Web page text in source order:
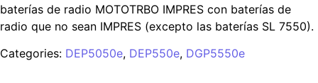
baterías de radio MOTOTRBO IMPRES con baterías de
radio que no sean IMPRES (excepto las baterías SL 7550).
Categories: DEP5050e, DEP550e, DGP5550e